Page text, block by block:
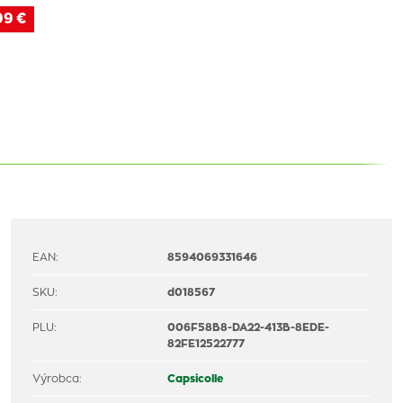
€
EAN: 8594069331646
SKU: d018567
PLU:
006F58B8-DA22-413B-8EDE-
82FE12522777
Výrobca: Capsicolle